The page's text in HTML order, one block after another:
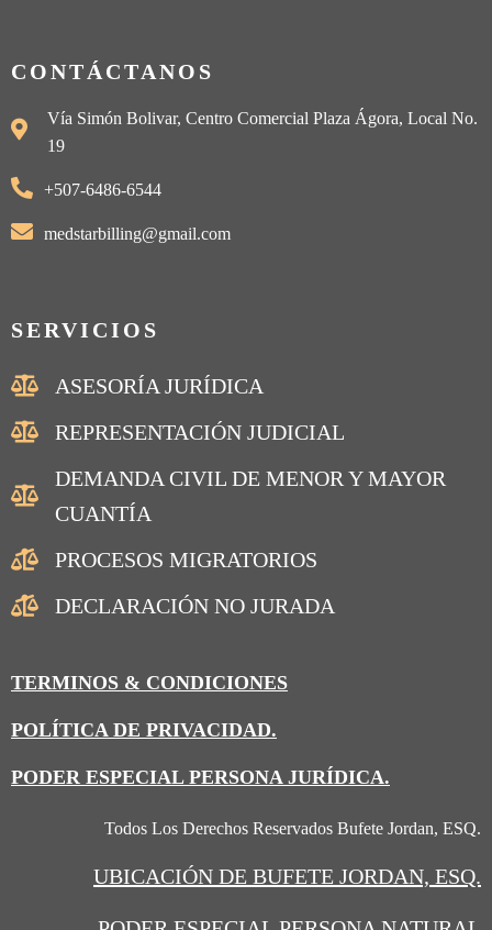
CONTÁCTANOS
Vía Simón Bolivar, Centro Comercial Plaza Ágora, Local No.
19
+507-6486-6544
medstarbilling@gmail.com
SERVICIOS
ASESORÍA JURÍDICA
REPRESENTACIÓN JUDICIAL
DEMANDA CIVIL DE MENOR Y MAYOR
CUANTÍA
PROCESOS MIGRATORIOS
DECLARACIÓN NO JURADA
TERMINOS & CONDICIONES
POLÍTICA DE PRIVACIDAD.
PODER ESPECIAL PERSONA JURÍDICA.
Todos Los Derechos Reservados Bufete Jordan, ESQ.
UBICACIÓN DE BUFETE JORDAN, ESQ.